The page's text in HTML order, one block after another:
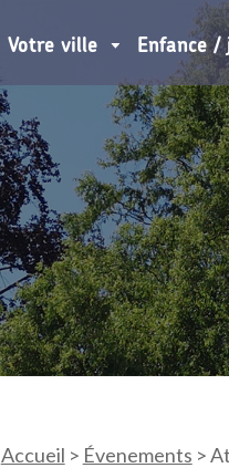
Votre ville Enfance /
Accueil > Évenements >